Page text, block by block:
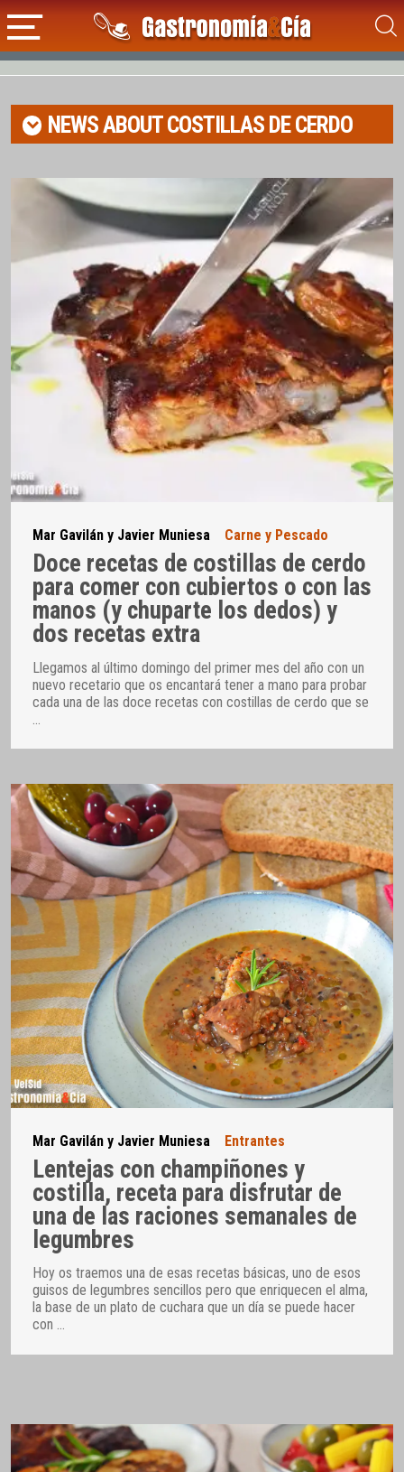
NEWS ABOUTCOSTILLAS DE CERDO
Mar Gavilán y Javier Muniesa Carne y Pescado
Doce recetas de costillas de cerdo
para comer con cubiertos o con las
manos (y chuparte los dedos) y
dos recetas extra
Llegamos al último domingo del primer mes del año con un
nuevo recetario que os encantará tener a mano para probar
cada una de las doce recetas con costillas de cerdo que se
Mar Gavilán y Javier Muniesa Entrantes
Lentejas con champiñones y
costilla, receta para disfrutar de
una de las raciones semanales de
legumbres
Hoy os traemos una de esas recetas básicas, uno de esos
guisos de legumbres sencillos pero que enriquecen el alma,
la base de un plato de cuchara que un día se puede hacer
con …